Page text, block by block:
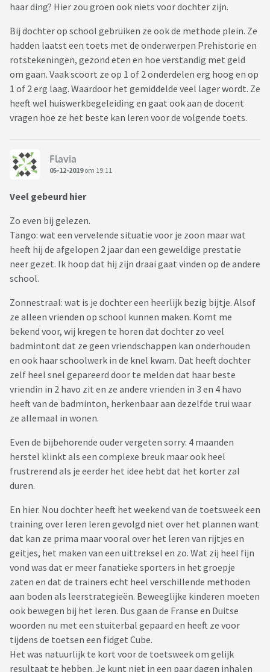
haar ding? Hier zou groen ook niets voor dochter zijn.
Bij dochter op school gebruiken ze ook de methode plein. Ze
hadden laatst een toets met de onderwerpen Prehistorie en
rotstekeningen, gezond eten en hoe verstandig met geld
om gaan. Vaak scoort ze op 1 of 2 onderdelen erg hoog en op
1 of 2 erg laag. Waardoor het gemiddelde veel lager wordt. Ze
heeft wel huiswerkbegeleiding en gaat ook aan de docent
vragen hoe ze het beste kan leren voor de volgende toets.
Flavia
05-12-2019om 19:11
Veel gebeurd hier
Zo even bij gelezen.
Tango: wat een vervelende situatie voor je zoon maar wat
heeft hij de afgelopen 2 jaar dan een geweldige prestatie
neer gezet. Ik hoop dat hij zijn draai gaat vinden op de andere
school.
Zonnestraal: wat is je dochter een heerlijk bezig bijtje. Alsof
ze alleen vrienden op school kunnen maken. Komt me
bekend voor, wij kregen te horen dat dochter zo veel
badmintont dat ze geen vriendschappen kan onderhouden
en ook haar schoolwerk in de knel kwam. Dat heeft dochter
zelf heel snel gepareerd door te melden dat haar beste
vriendin in 2 havo zit en ze andere vrienden in 3 en 4 havo
heeft van de badminton, herkenbaar aan dezelfde trui waar
ze allemaal in wonen.
Even de bijbehorende ouder vergeten sorry: 4 maanden
herstel klinkt als een complexe breuk maar ook heel
frustrerend als je eerder het idee hebt dat het korter zal
duren.
En hier. Nou dochter heeft het weekend van de toetsweek een
training over leren leren gevolgd niet over het plannen want
dat kan ze prima maar vooral over het leren van rijtjes en
geitjes, het maken van een uittreksel en zo. Wat zij heel fijn
vond was dat er meer fanatieke sporters in het groepje
zaten en dat de trainers echt heel verschillende methoden
aan boden als leerstrategieën. Beweeglijke kinderen moeten
ook bewegen bij het leren. Dus gaan de Franse en Duitse
woorden nu met een stuiterbal gepaard en heeft ze voor
tijdens de toetsen een fidget Cube.
Het was natuurlijk te kort voor de toetsweek om gelijk
resultaat te hebben. Je kunt niet in een paar dagen inhalen